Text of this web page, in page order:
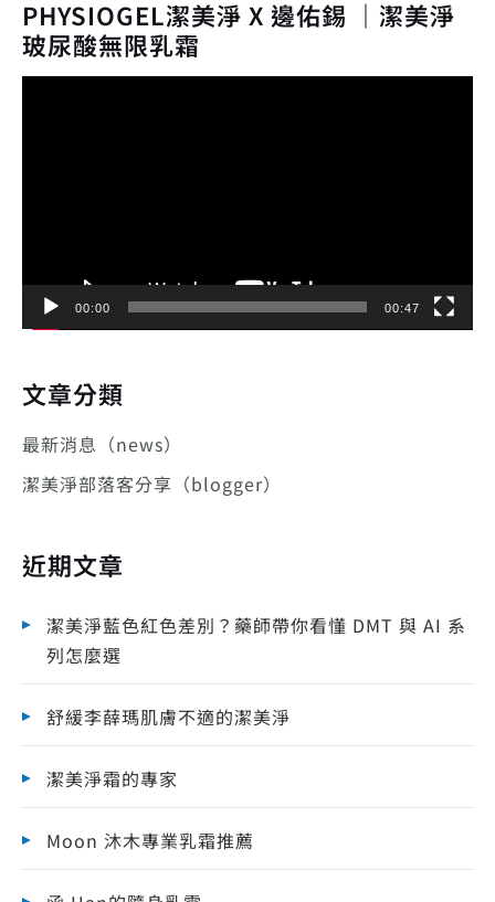
PHYSIOGEL潔美淨 X 邊佑錫 ｜潔美淨
玻尿酸無限乳霜
00:00 00:47
文章分類
最新消息（news）
潔美淨部落客分享（blogger）
近期文章
潔美淨藍色紅色差別？藥師帶你看懂 DMT 與 AI 系
列怎麼選
舒緩李薛瑪肌膚不適的潔美淨
潔美淨霜的專家
Moon 沐木專業乳霜推薦